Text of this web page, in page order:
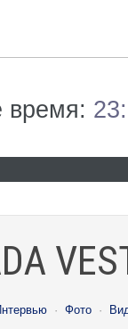
время:
· Фото ·